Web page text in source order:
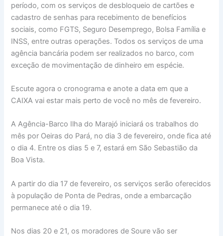
período, com os serviços de desbloqueio de cartões e
cadastro de senhas para recebimento de benefícios
sociais, como FGTS, Seguro Desemprego, Bolsa Família e
INSS, entre outras operações. Todos os serviços de uma
agência bancária podem ser realizados no barco, com
exceção de movimentação de dinheiro em espécie.
Escute agora o cronograma e anote a data em que a
CAIXA vai estar mais perto de você no mês de fevereiro.
A Agência-Barco Ilha do Marajó iniciará os trabalhos do
mês por Oeiras do Pará, no dia 3 de fevereiro, onde fica até
o dia 4. Entre os dias 5 e 7, estará em São Sebastião da
Boa Vista.
A partir do dia 17 de fevereiro, os serviços serão oferecidos
à população de Ponta de Pedras, onde a embarcação
permanece até o dia 19.
Nos dias 20 e 21, os moradores de Soure vão ser